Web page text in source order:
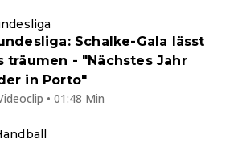
Schalke-Gala lässt
träumen - "Nächstes Jahr
in Porto"
• 01:48 Min